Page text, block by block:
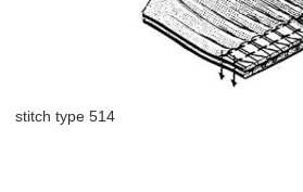
stitch type 514